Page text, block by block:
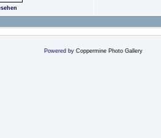
Powered by Coppermine Photo Gallery